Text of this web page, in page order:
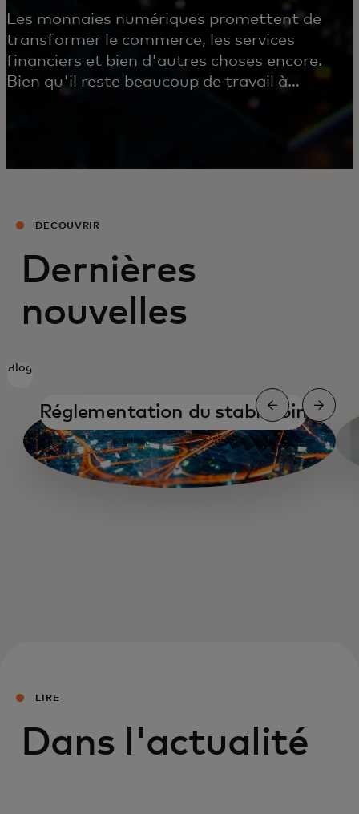
Les monnaies numériques promettent de
transformer le commerce, les services
financiers et bien d'autres choses encore.
Bien qu'il reste beaucoup de travail à
accomplir, nous inventons et collaborons dès
à présent pour rendre cet avenir possible.
DÉCOUVRIR
Dernières
nouvelles
Blog
Réglementation du stablecoin
LIRE
Dans l'actualité